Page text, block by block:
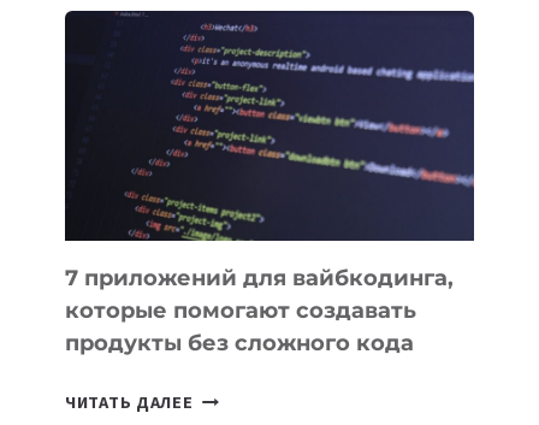
ПОЛЕЗНЫХ
ИНСТРУМЕНТОВ
ДЛЯ
РАБОТЫ
7 приложений для вайбкодинга,
которые помогают создавать
продукты без сложного кода
ЧИТАТЬ ДАЛЕЕ